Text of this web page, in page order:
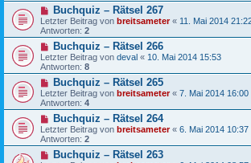
Buchquiz – Rätsel 267
Letzter Beitrag von breitsameter« 11. Mai 2014
Antworten: 2
Buchquiz – Rätsel 266
Letzter Beitrag von deval « 10. Mai 2014 15:53
Antworten: 8
Buchquiz – Rätsel 265
Letzter Beitrag von breitsameter« 7. Mai 2014 16:00
Antworten: 4
Buchquiz – Rätsel 264
Letzter Beitrag von breitsameter« 6. Mai 2014 10:37
Antworten: 2
Buchquiz – Rätsel 263